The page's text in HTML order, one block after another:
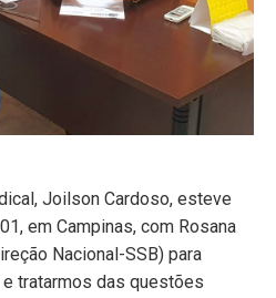
Joilson Cardoso, esteve
em Campinas, com Rosana
Nacional-SSB) para
tratarmos das questões